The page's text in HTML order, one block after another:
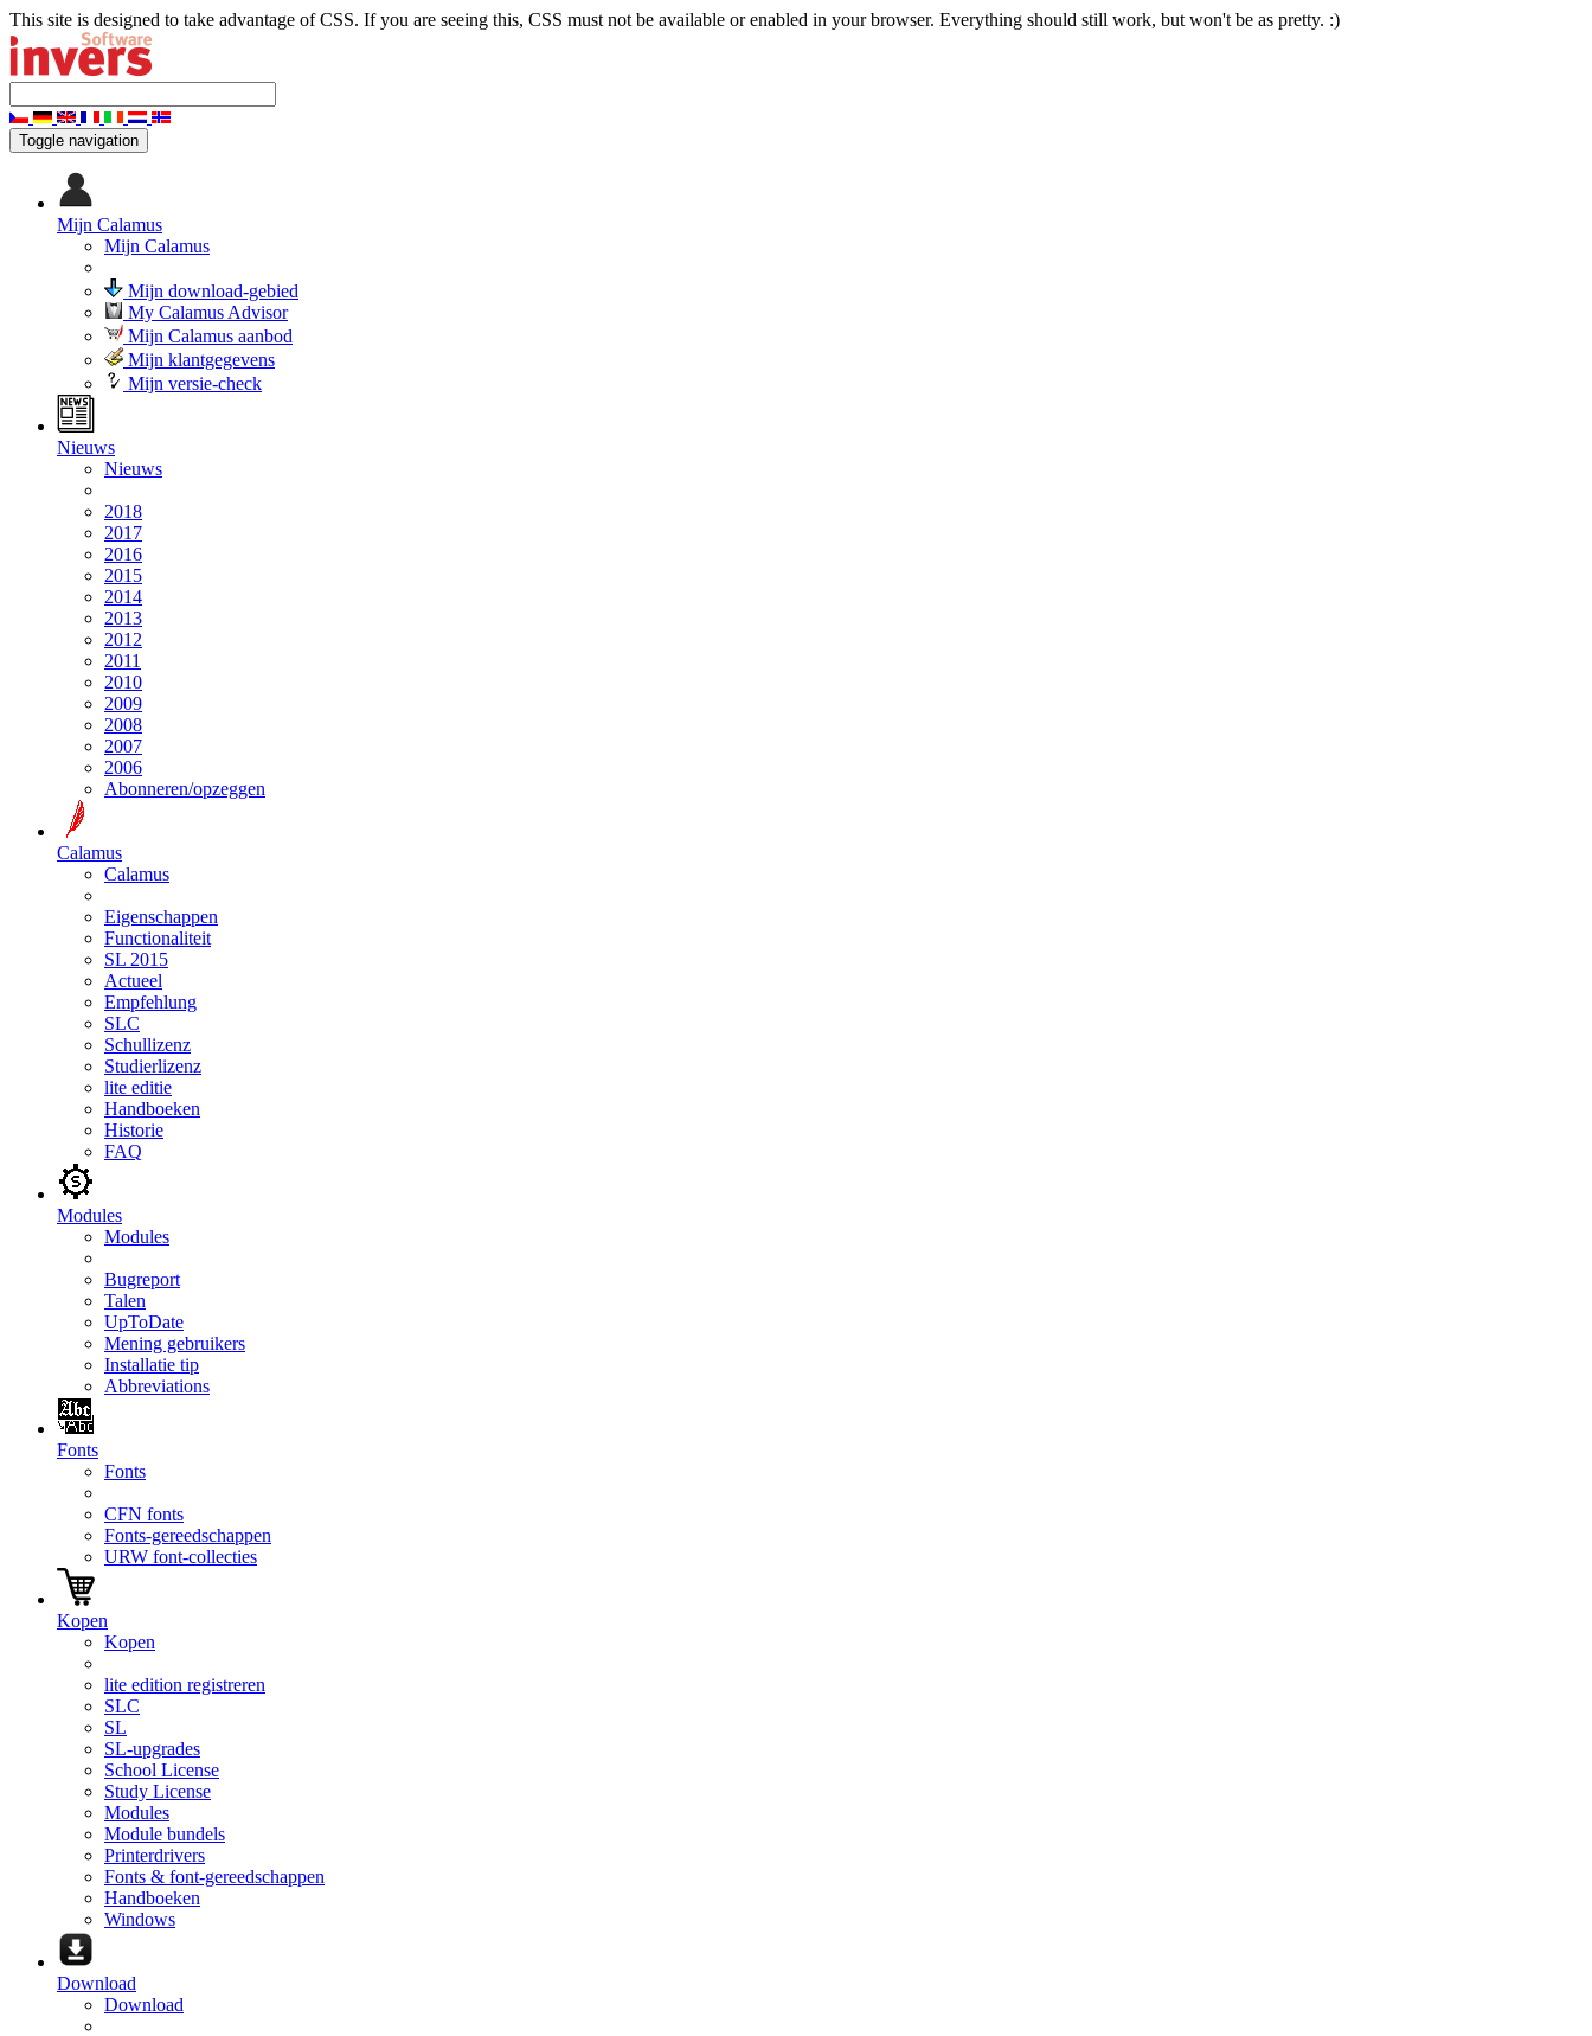
This site is designed to take advantage of CSS. If you are seeing this, CSS must not be available or enabled in your browser. Everything should still work, but won't be as pretty. :)
Toggle navigation
Mijn Calamus
Mijn Calamus
Mijn download-gebied
My Calamus Advisor
Mijn Calamus aanbod
Mijn klantgegevens
Mijn versie-check
Nieuws
Nieuws
2018
2017
2016
2015
2014
2013
2012
2011
2010
2009
2008
2007
2006
Abonneren/opzeggen
Calamus
Calamus
Eigenschappen
Functionaliteit
SL 2015
Actueel
Empfehlung
SLC
Schullizenz
Studierlizenz
lite editie
Handboeken
Historie
FAQ
Modules
Modules
Bugreport
Talen
UpToDate
Mening gebruikers
Installatie tip
Abbreviations
Fonts
Fonts
CFN fonts
Fonts-gereedschappen
URW font-collecties
Kopen
Kopen
lite edition registreren
SLC
SL
SL-upgrades
School License
Study License
Modules
Module bundels
Printerdrivers
Fonts & font-gereedschappen
Handboeken
Windows
Download
Download